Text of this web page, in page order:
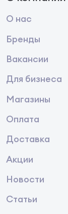
О нас
Бренды
Вакансии
Для бизнеса
Магазины
Оплата
Доставка
Акции
Новости
Статьи